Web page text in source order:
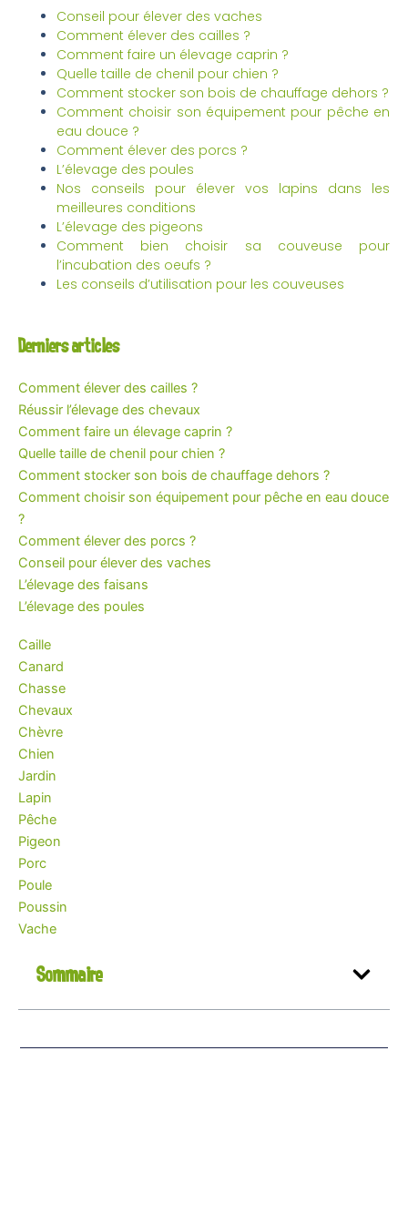
Conseil pour élever des vaches
Comment élever des cailles ?
Comment faire un élevage caprin ?
Quelle taille de chenil pour chien ?
Comment stocker son bois de chauffage dehors ?
Comment choisir son équipement pour pêche en
eau douce ?
Comment élever des porcs ?
L’élevage des poules
Nos conseils pour élever vos lapins dans les
meilleures conditions
L’élevage des pigeons
Comment bien choisir sa couveuse pour
l’incubation des oeufs ?
Les conseils d’utilisation pour les couveuses
Derniers articles
Comment élever des cailles ?
Réussir l’élevage des chevaux
Comment faire un élevage caprin ?
Quelle taille de chenil pour chien ?
Comment stocker son bois de chauffage dehors ?
Comment choisir son équipement pour pêche en eau douce
?
Comment élever des porcs ?
Conseil pour élever des vaches
L’élevage des faisans
L’élevage des poules
Caille
Canard
Chasse
Chevaux
Chèvre
Chien
Jardin
Lapin
Pêche
Pigeon
Porc
Poule
Poussin
Vache
Sommaire